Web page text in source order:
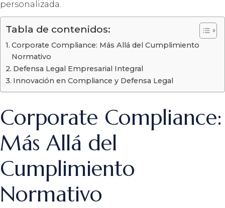
personalizada.
Tabla de contenidos:
Corporate Compliance: Más Allá del Cumplimiento
Normativo
Defensa Legal Empresarial Integral
Innovación en Compliance y Defensa Legal
Corporate Compliance:
Más Allá del
Cumplimiento
Normativo